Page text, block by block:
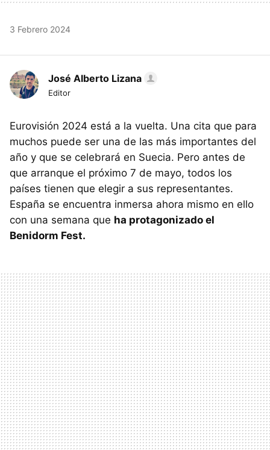
3 Febrero 2024
José Alberto Lizana
Editor
Eurovisión 2024 está a la vuelta. Una cita que para
muchos puede ser una de las más importantes del
año y que se celebrará en Suecia. Pero antes de
que arranque el próximo 7 de mayo, todos los
países tienen que elegir a sus representantes.
España se encuentra inmersa ahora mismo en ello
con una semana que ha protagonizado el
Benidorm Fest.